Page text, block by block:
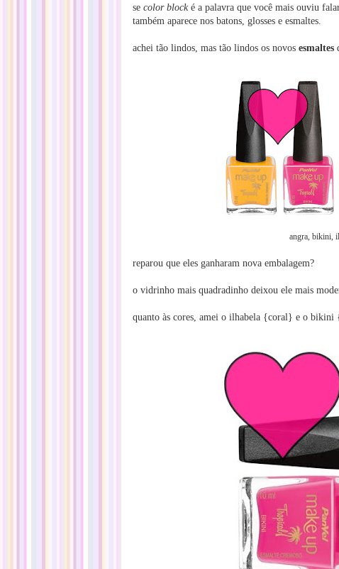
se color blocké a palavra que você mais ouviu
também aparece nos batons, glosses e esmaltes.
achei tão lindos, mas tão lindos os novos esmaltes
angra, bikini,
reparou que eles ganharam nova embalagem?
o vidrinho mais quadradinho deixou ele mais
quanto às cores, amei o ilhabela {coral} e o bikini